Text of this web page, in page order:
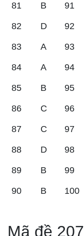
81 B 91
82 D 92
83 A 93
84 A 94
85 B 95
86 C 96
87 C 97
88 D 98
89 B 99
90 B 100
Mã đề 207